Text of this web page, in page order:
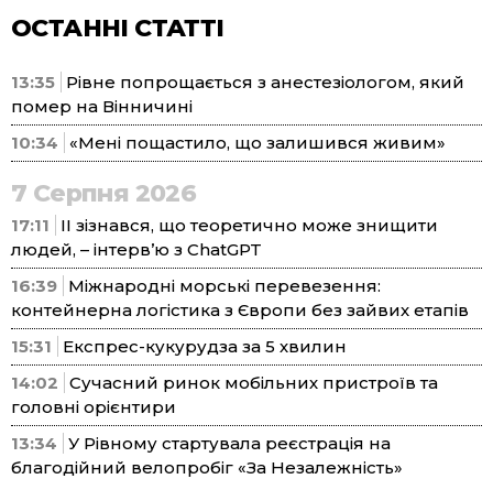
ОСТАННІ СТАТТІ
13:35 Рівне попрощається з анестезіологом, який
помер на Вінничині
10:34
«Мені пощастило, що залишився живим»
7 Серпня 2026
17:11
ІІ зізнався, що теоретично може знищити
людей, – інтерв’ю з ChatGPT
16:39 Міжнародні морські перевезення:
контейнерна логістика з Європи без зайвих етапів
15:31
Експрес-кукурудза за 5 хвилин
14:02 Сучасний ринок мобільних пристроїв та
головні орієнтири
13:34 У Рівному стартувала реєстрація на
благодійний велопробіг «За Незалежність»